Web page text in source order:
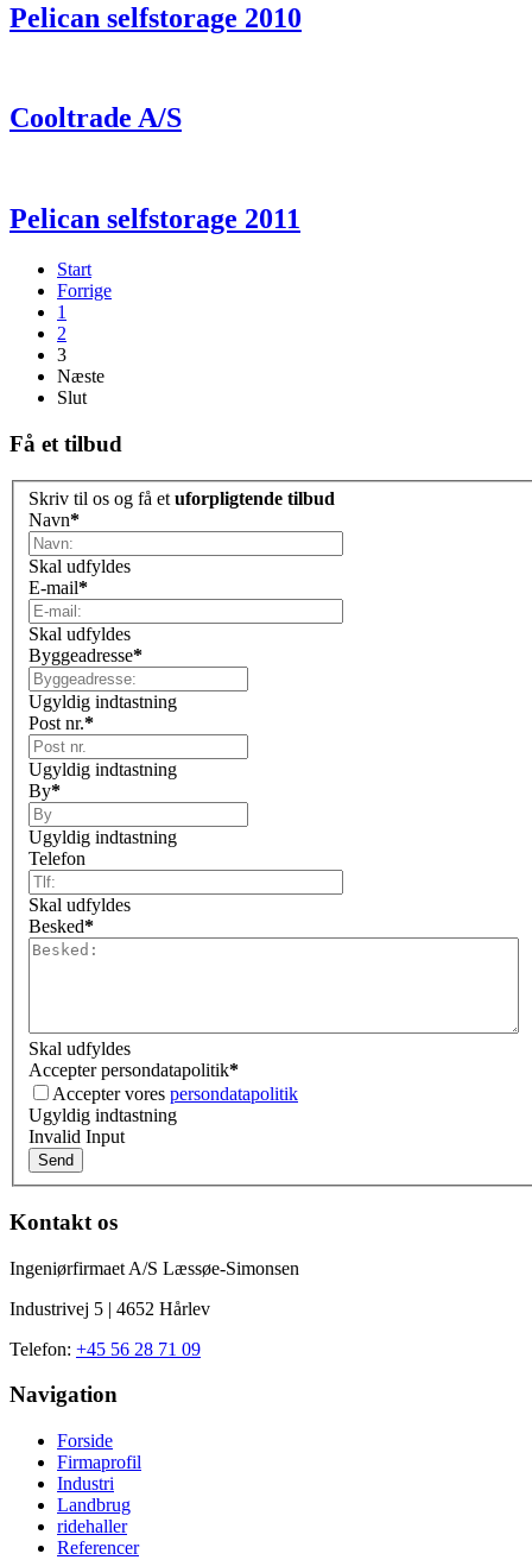
Pelican selfstorage 2010
Cooltrade A/S
Pelican selfstorage 2011
Start
Forrige
1
2
3
Næste
Slut
Få et tilbud
Skriv til os og få et uforpligtende tilbud
Navn*
Skal udfyldes
E-mail*
Skal udfyldes
Byggeadresse*
Ugyldig indtastning
Post nr.*
Ugyldig indtastning
By*
Ugyldig indtastning
Telefon
Skal udfyldes
Besked*
Skal udfyldes
Accepter persondatapolitik*
Accepter vores persondatapolitik
Ugyldig indtastning
Invalid Input
Kontakt os
Ingeniørfirmaet A/S Læssøe-Simonsen
Industrivej 5 | 4652 Hårlev
Telefon: +45 56 28 71 09
Navigation
Forside
Firmaprofil
Industri
Landbrug
ridehaller
Referencer